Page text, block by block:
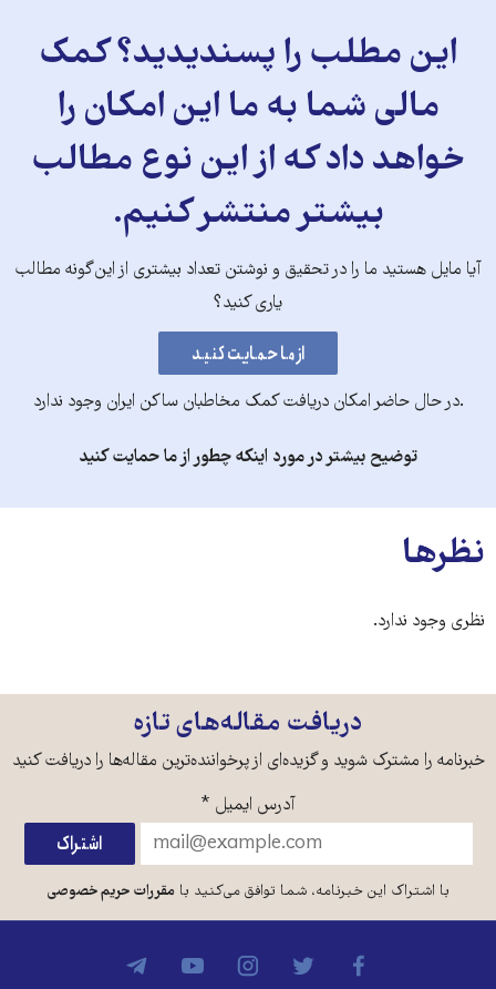
این مطلب را پسندیدید؟ کمک
مالی شما به ما این امکان را
خواهد داد که از این نوع مطالب
بیشتر منتشر کنیم.
آیا مایل هستید ما را در تحقیق و نوشتن تعداد بیشتری از این‌گونه مطالب
یاری کنید؟
.در حال حاضر امکان دریافت کمک مخاطبان ساکن ایران وجود ندارد
توضیح بیشتر در مورد اینکه چطور از ما حمایت کنید
نظرها
نظری وجود ندارد.
دریافت مقاله‌های تازه
خبرنامه را مشترک شوید و گزیده‌ای از پرخواننده‌ترین مقاله‌ها را دریافت کنید
آدرس ایمیل *
با اشتراک این خبرنامه، شما توافق می‌کنید بامقررات حریم خصوصی